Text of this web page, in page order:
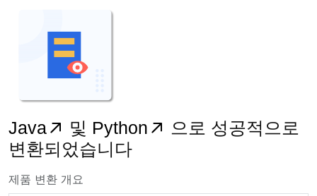
Java 및 Python
으로 성공적으로
변환되었습니다
제품 변환 개요